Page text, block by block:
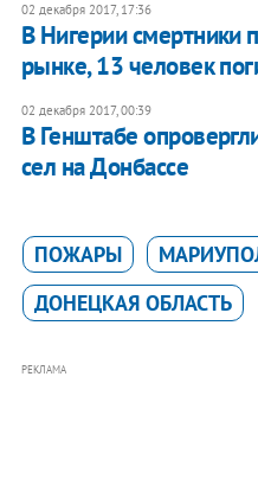
02 декабря 2017, 17:36
В Нигерии смертники
рынке, 13 человек
02 декабря 2017, 00:39
В Генштабе
сел на Донбассе
ПОЖАРЫ
ДОНЕЦКАЯ ОБЛАСТЬ
РЕКЛАМА